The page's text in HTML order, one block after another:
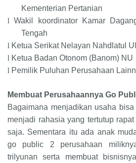
Kementerian Pertanian
lWakil koordinator Kamar
Tengah
l Ketua Serikat Nelayan Nahdlatul
l Ketua Badan Otonom (Banom) NU
l Pemilik Puluhan Perusahaan
Membuat Perusahaannya Go
Bagaimana menjadikan usaha
menjadi rahasia yang tertutup
saja. Sementara itu ada anak
go public 2 perusahaan
trilyunan serta membuat